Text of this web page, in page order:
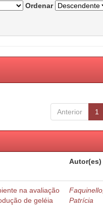
Ordenar
Anterior 1
Autor(es)
na avaliação
de geléia
Faquinello,
Patrícia